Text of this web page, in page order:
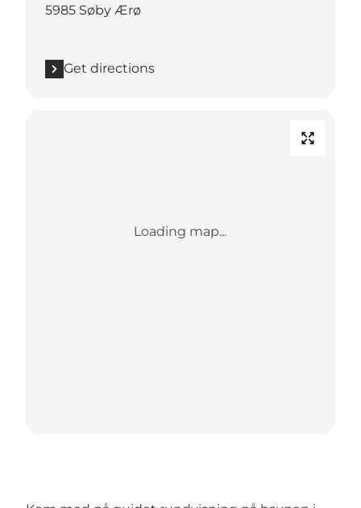
5985 Søby Ærø
Get directions
Loading map...